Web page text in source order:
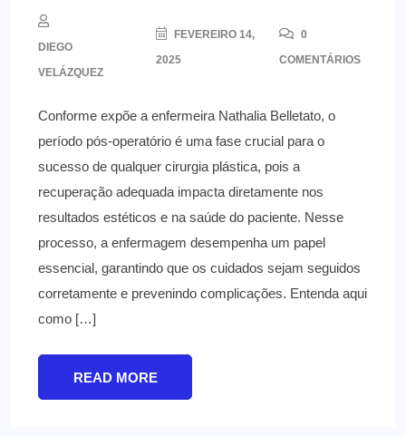
DIEGO
VELÁZQUEZ
FEVEREIRO 14,
2025
0
COMENTÁRIOS
Conforme expõe a enfermeira Nathalia Belletato, o
período pós-operatório é uma fase crucial para o
sucesso de qualquer cirurgia plástica, pois a
recuperação adequada impacta diretamente nos
resultados estéticos e na saúde do paciente. Nesse
processo, a enfermagem desempenha um papel
essencial, garantindo que os cuidados sejam seguidos
corretamente e prevenindo complicações. Entenda aqui
como […]
READ MORE